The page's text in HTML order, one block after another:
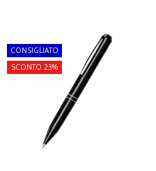
CONSIGLIATO
SCONTO 23%